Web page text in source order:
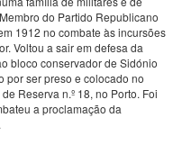
do Partido Republicano
1912 no combate às incursões
Voltou a sair em defesa da
bloco conservador de Sidónio
por ser preso e colocado no
Reserva n.º 18, no Porto. Foi
a proclamação da